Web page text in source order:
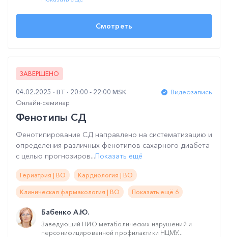
Смотреть
ЗАВЕРШЕНО
04.02.2025 ВТ 20:00 - 22:00 MSK
Видеозапись
Онлайн-семинар
Фенотипы СД
Фенотипирование СД направлено на систематизацию и
определения различных фенотипов сахарного диабета
с целью прогнозиров...Показать ещё
Гериатрия | ВО Кардиология | ВО
Клиническая фармакология | ВО Показать ещё 6
Бабенко А.Ю.
Заведующий НИО метаболических нарушений и
персонифицированной профилактики НЦМУ...